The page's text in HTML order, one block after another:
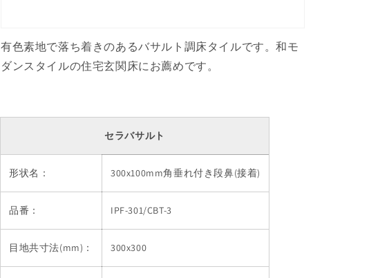
有色素地で落ち着きのあるバサルト調床タイルです。和モ
ダンスタイルの住宅玄関床にお薦めです。
セラバサルト
形状名： 300x100mm角垂れ付き段鼻(接着)
品番： IPF-301/CBT-3
目地共寸法(mm)： 300x300